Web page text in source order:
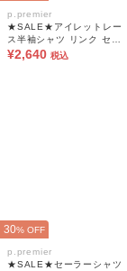
p.premier
★SALE★アイレットレー
ス半袖シャツ リンク セッ
トアップ可
¥2,640 税込
30% OFF
p.premier
★SALE★セーラーシャツ